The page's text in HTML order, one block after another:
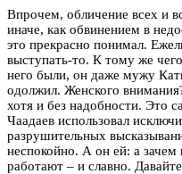
Впрочем, обличение всех и
иначе, как обвинением в
это прекрасно понимал.
выступать-то. К тому же
него были, он даже мужу
одолжил. Женского
хотя и без надобности. Это
Чаадаев использовал
разрушительных
неспокойно. А он ей: а зачем
работают – и славно.